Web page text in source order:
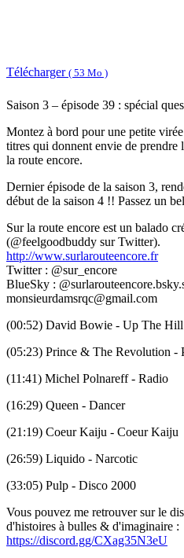
Télécharger ( 53 Mo )
Saison 3 – épisode 39 : spécial
Montez à bord pour une petite
titres qui donnent envie de prendre
la route encore.
Dernier épisode de la saison 3,
début de la saison 4 !! Passez un
Sur la route encore est un balado
(@feelgoodbuddy sur Twitter).
http://www.surlarouteencore.fr
Twitter : @sur_encore
BlueSky :
monsieurdamsrqc@gmail.com
(00:52) David Bowie - Up The
(05:23) Prince & The Revolution -
(11:41) Michel Polnareff - Radio
(16:29) Queen - Dancer
(21:19) Coeur Kaiju - Coeur Kaiju
(26:59) Liquido - Narcotic
(33:05) Pulp - Disco 2000
Vous pouvez me retrouver sur le
d'histoires à bulles & d'imaginaire :
https://discord.gg/CXag35N3eU